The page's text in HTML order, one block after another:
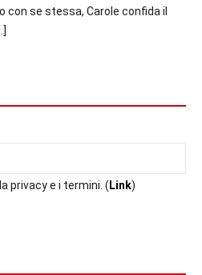
con se stessa, Carole confida il
privacy e i termini. ( Link)